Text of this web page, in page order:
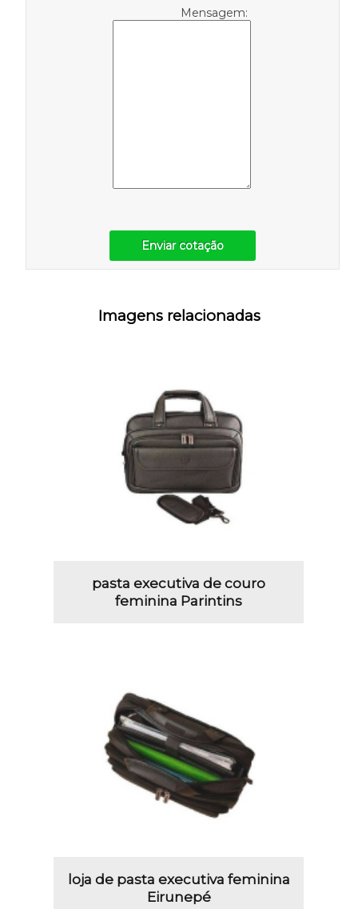
Mensagem:
Enviar cotação
Imagens relacionadas
pasta executiva de couro
feminina Parintins
loja de pasta executiva feminina
Eirunepé